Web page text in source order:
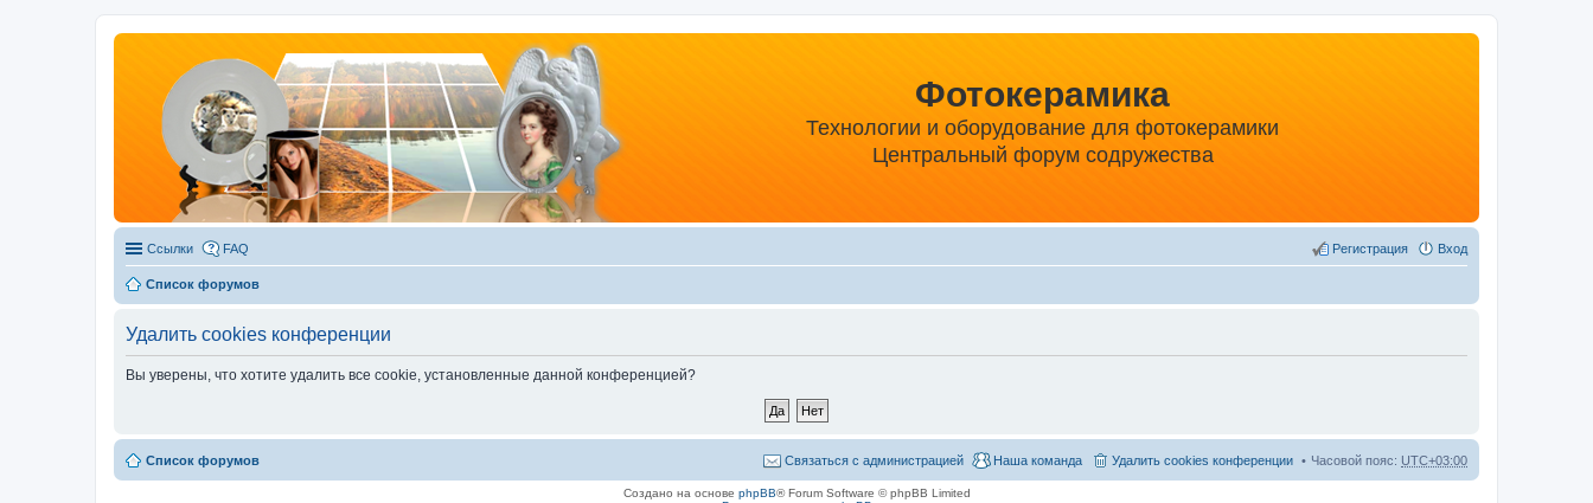
Фотокерамика
Технологии и оборудование для фотокерамики
Центральный форум содружества
Ссылки FAQ Вход
Регистрация
Список форумов
Удалить cookies конференции
Вы уверены, что хотите удалить все cookie, установленные данной конференцией?
Список форумов Часовой пояс: UTC+03:00
Удалить cookies конференции
Наша команда
Связаться с администрацией
Создано на основе phpBB® Forum Software © phpBB Limited